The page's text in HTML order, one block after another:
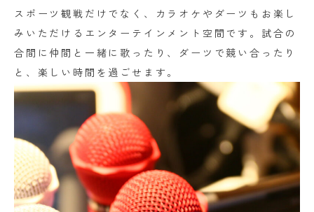
スポーツ観戦だけでなく、カラオケやダーツもお楽し
みいただけるエンターテインメント空間です。試合の
合間に仲間と一緒に歌ったり、ダーツで競い合ったり
と、楽しい時間を過ごせます。